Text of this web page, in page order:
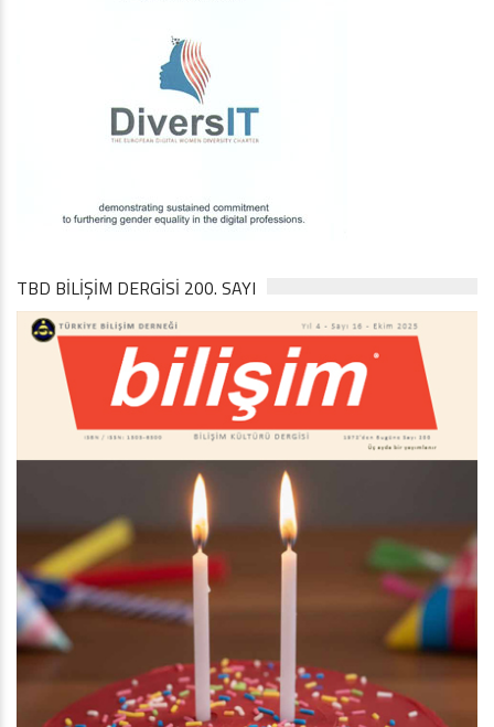
TBD BILIŞIM DERGISI 200. SAYI